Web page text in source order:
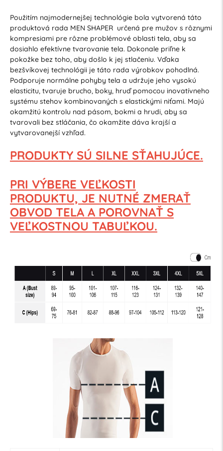
Použitím najmodernejšej technológie bola vytvorená táto
produktová rada MEN SHAPER určená pre mužov s rôznymi
kompresiami pre rôzne problémové oblasti tela, aby sa
dosiahlo efektívne tvarovanie tela. Dokonale priľne k
pokožke bez toho, aby došlo k jej stlačeniu. Vďaka
bezšvíkovej technológii je táto rada výrobkov pohodlná.
Podporuje normálne pohyby tela a udržuje jeho vysokú
elasticitu, tvaruje brucho, boky, hruď pomocou inovatívneho
systému stehov kombinovaných s elastickými niťami. Majú
okamžitú kontrolu nad pásom, bokmi a hrudi, aby sa
tvarovali bez stláčania, čo okamžite dáva krajší a
vytvarovanejší vzhľad.
PRODUKTY SÚ SILNE SŤAHUJÚCE.
PRI VÝBERE VEĽKOSTI
PRODUKTU, JE NUTNÉ ZMERAŤ
OBVOD TELA A POROVNAŤ S
VEĽKOSTNOU TABUĽKOU.